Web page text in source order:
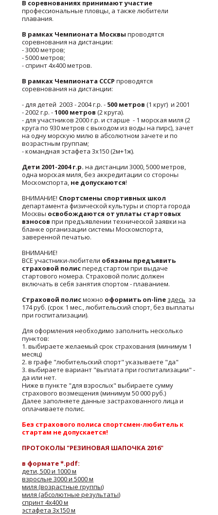
В соревнованиях принимают участие
профессиональные пловцы, а также любители
плавания.
В рамках Чемпионата Москвы проводятся
соревнования на дистанции:
- 3000 метров;
- 5000 метров;
- спринт 4х400 метров.
В рамках Чемпионата СССР проводятся
соревнования на дистанции:
- для детей 2003 - 2004 г.р. - 500 метров(1 круг) и 2001
- 2002 г.р. -1000 метров (2 круга).
- для участников 2000 г.р. и старше - 1 морская миля (2
круга по 930 метров с выходом из воды на пирс), зачет
на одну морскую милю в абсолютном зачете и по
возрастным группам;
- командная эстафета 3х150 (2м+1ж).
Дети 2001-2004 г.р. на дистанции 3000, 5000 метров,
одна морская миля, без аккредитации со стороны
Москомспорта, не допускаются!
ВНИМАНИЕ! Спортсмены спортивных школ
департамента физической культуры и спорта города
Москвы освобождаются от уплаты стартовых
взносов при предъявлении технической заявки на
бланке организации системы Москомспорта,
заверенной печатью.
ВНИМАНИЕ!
ВСЕ участники-любители обязаны предъявить
страховой полисперед стартом при выдаче
стартового номера. Страховой полис должен
включать в себя занятия спортом - плаванием.
Страховой полисможно оформить on-line здесь за
174 руб. (срок 1 мес., любительский спорт, без выплаты
при госпитализации).
Для оформления необходимо заполнить несколько
пунктов:
1. выбираете желаемый срок страхования (минимум 1
месяц)
2. в графе "любительский спорт" указываете "да"
3. выбираете вариант "выплата при госпитализации" -
да или нет.
Ниже в пункте "для взрослых" выбираете сумму
страхового возмещения (минимум 50 000 руб.)
Далее заполняете данные застрахованного лица и
оплачиваете полис.
Без страхового полиса спортсмен-любитель к
стартам не допускается!
ПРОТОКОЛЫ "РЕЗИНОВАЯ ШАПОЧКА 2016"
в формате *.pdf:
дети, 500 и 1000 м
взрослые 3000 и 5000 м
миля (возрастные группы)
миля (абсолютные результаты)
спринт 4х400 м
эстафета 3х150 м